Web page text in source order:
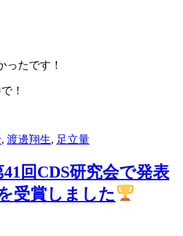
たです！
！
, 渡邊翔生, 足立量
回CDS研究会で発表
受賞しました